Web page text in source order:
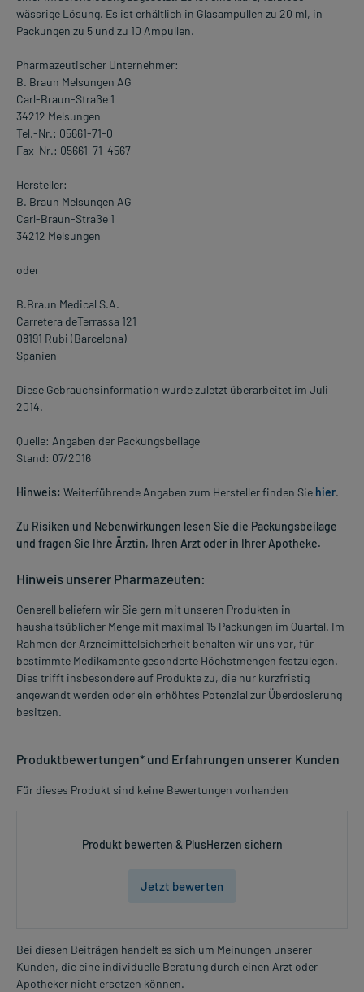
wässrige Lösung. Es ist erhältlich in Glasampullen zu 20 ml, in
Packungen zu 5 und zu 10 Ampullen.
Pharmazeutischer Unternehmer:
B. Braun Melsungen AG
Carl-Braun-Straße 1
34212 Melsungen
Tel.-Nr.: 05661-71-0
Fax-Nr.: 05661-71-4567
Hersteller:
B. Braun Melsungen AG
Carl-Braun-Straße 1
34212 Melsungen
oder
B.Braun Medical S.A.
Carretera deTerrassa 121
08191 Rubi (Barcelona)
Spanien
Diese Gebrauchsinformation wurde zuletzt überarbeitet im Juli
2014.
Quelle: Angaben der Packungsbeilage
Stand: 07/2016
Hinweis: Weiterführende Angaben zum Hersteller finden Sie hier.
Zu Risiken und Nebenwirkungen lesen Sie die Packungsbeilage
und fragen Sie Ihre Ärztin, Ihren Arzt oder in Ihrer Apotheke.
Hinweis unserer Pharmazeuten:
Generell beliefern wir Sie gern mit unseren Produkten in
haushaltsüblicher Menge mit maximal 15 Packungen im Quartal. Im
Rahmen der Arzneimittelsicherheit behalten wir uns vor, für
bestimmte Medikamente gesonderte Höchstmengen festzulegen.
Dies trifft insbesondere auf Produkte zu, die nur kurzfristig
angewandt werden oder ein erhöhtes Potenzial zur Überdosierung
besitzen.
Produktbewertungen* und Erfahrungen unserer Kunden
Für dieses Produkt sind keine Bewertungen vorhanden
Produkt bewerten & PlusHerzen sichern
Jetzt bewerten
Bei diesen Beiträgen handelt es sich um Meinungen unserer
Kunden, die eine individuelle Beratung durch einen Arzt oder
Apotheker nicht ersetzen können.